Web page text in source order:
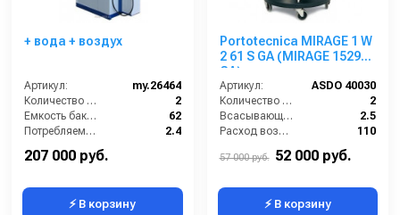
+ вода + воздух
Артикул:
my.26464
Количество турбин (шт):
2
Емкость бака для мусора (л):
62
Потребляемая мощность (кВт):
2.4
207 000 руб.
⚡ В корзину
Portotecnica MIRAGE 1 W
2 61 S GA (MIRAGE 1529
GA)
Артикул:
ASDO 40030
Количество турбин (шт):
2
Всасывающий шланг (м):
2.5
Расход воздуха (л/сек):
110
57 000 руб. 52 000 руб.
⚡ В корзину